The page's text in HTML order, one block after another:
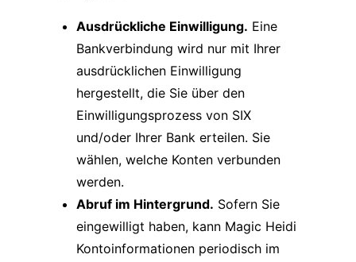
Ausdrückliche Einwilligung. Eine
Bankverbindung wird nur mit Ihrer
ausdrücklichen Einwilligung
hergestellt, die Sie über den
Einwilligungsprozess von SIX
und/oder Ihrer Bank erteilen. Sie
wählen, welche Konten verbunden
werden.
Abruf im Hintergrund. Sofern Sie
eingewilligt haben, kann Magic Heidi
Kontoinformationen periodisch im